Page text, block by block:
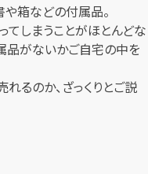
箱などの付属品。
てしまうことがほとんどな
品がないかご自宅の中を
るのか、ざっくりとご説